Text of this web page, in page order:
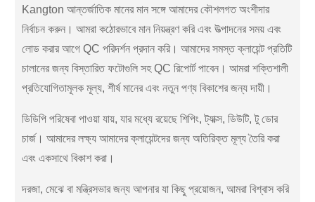
Kangton আন্তর্জাতিক মানের মান সঙ্গে আমাদের কৌশলগত অংশীদার
নির্বাচন করুন। আমরা কঠোরভাবে মান নিয়ন্ত্রণ করি এবং উত্পাদনের সময় এবং
লোড করার আগে QC পরিদর্শন প্রদান করি। আমাদের সমস্ত ক্লায়েন্ট প্রতিটি
চালানের জন্য বিস্তারিত ফটোগুলি সহ QC রিপোর্ট পাবেন। আমরা শক্তিশালী
প্রতিযোগিতামূলক মূল্য, শীর্ষ মানের এবং নতুন পণ্য বিকাশের জন্য দায়ী।
ডিডিপি পরিষেবা পাওয়া যায়, যার মধ্যে রয়েছে শিপিং, ট্যাক্স, ডিউটি, টু ডোর
চার্জ। আমাদের লক্ষ্য আমাদের ক্লায়েন্টদের জন্য অতিরিক্ত মূল্য তৈরি করা
এবং একসাথে বিকাশ করা।
দরজা, মেঝে বা মন্ত্রিসভার জন্য আপনার যা কিছু প্রয়োজন, আমরা বিশ্বাস করি